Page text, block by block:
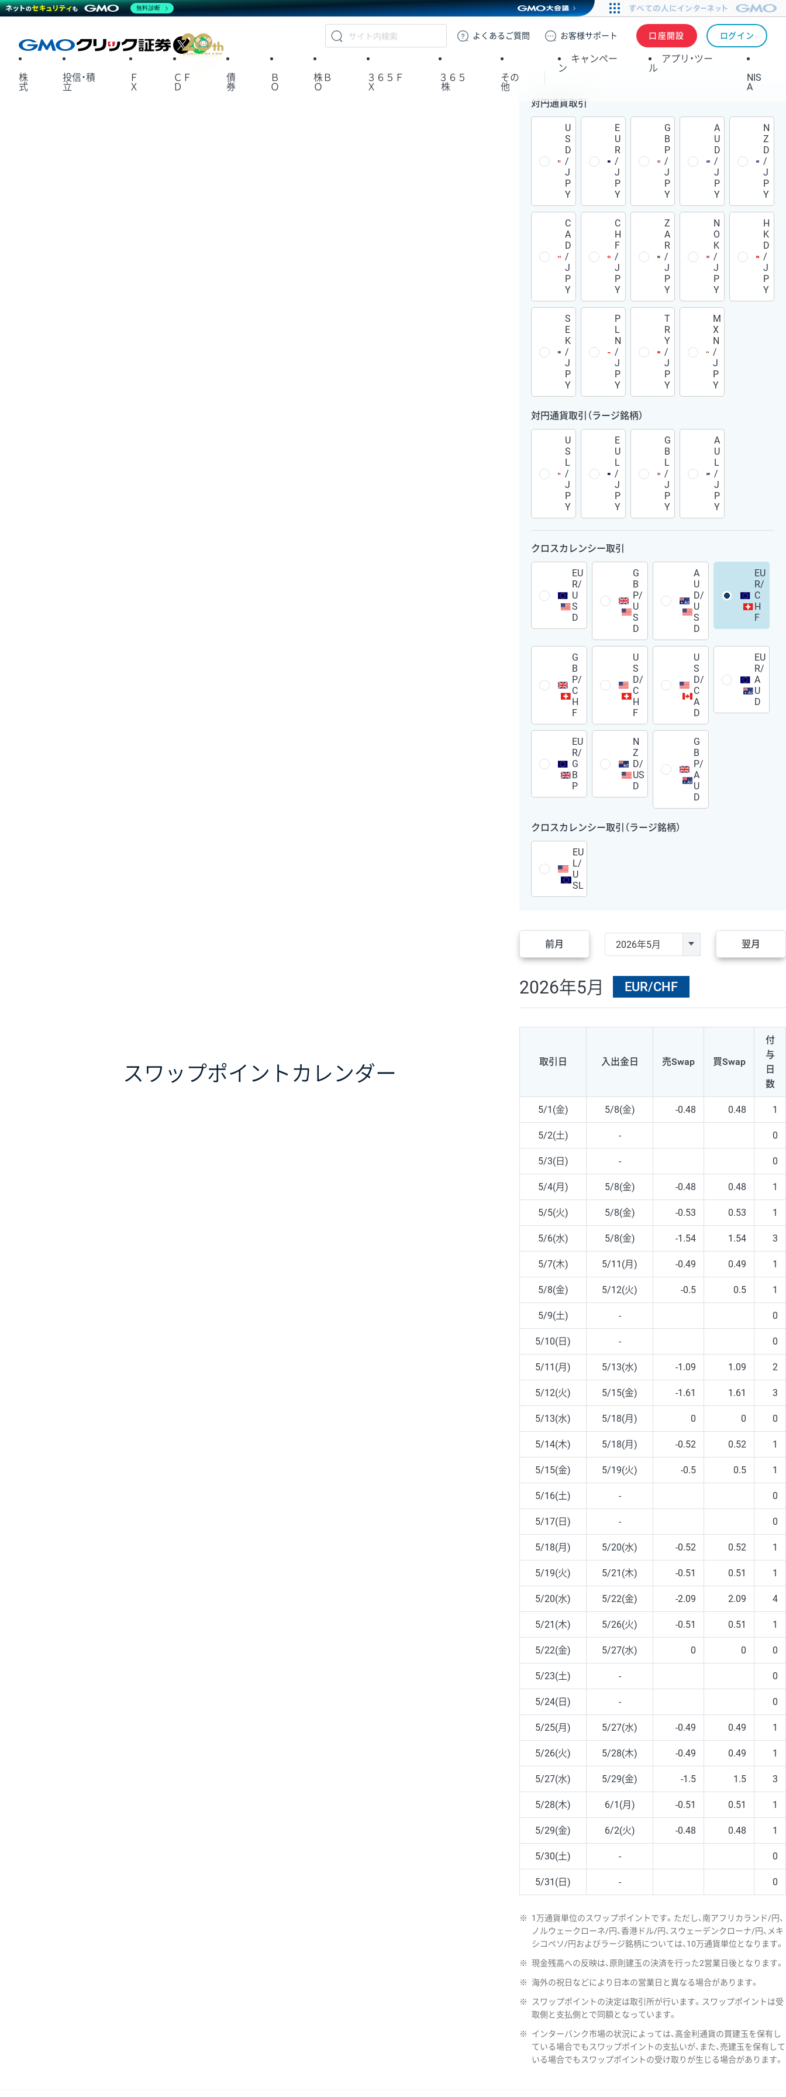
GMOクリック証券
よくある ご質問 お客様サポート 口座開設 ログイン
X
株
式
投信・積
立
Ｆ
Ｘ
ＣＦ
Ｄ
債
券
Ｂ
Ｏ
株Ｂ
Ｏ
３６５Ｆ
Ｘ
３６５
株
その
他
キャンペー
ン
アプリ・ツー
ル
NIS
A
スワップポイント カレンダー
対円通貨取引
U
S
D
/
J
P
Y
E
U
R
/
J
P
Y
G
B
P
/
J
P
Y
A
U
D
/
J
P
Y
N
Z
D
/
J
P
Y
C
A
D
/
J
P
Y
C
H
F
/
J
P
Y
Z
A
R
/
J
P
Y
N
O
K
/
J
P
Y
H
K
D
/
J
P
Y
S
E
K
/
J
P
Y
P
L
N
/
J
P
Y
T
R
Y
/
J
P
Y
M
X
N
/
J
P
Y
対円通貨取引（ラージ銘柄）
U
S
L
/
J
P
Y
E
U
L
/
J
P
Y
G
B
L
/
J
P
Y
A
U
L
/
J
P
Y
クロスカレンシー取引
EU
R/
U
S
D
G
B
P/
U
S
D
A
U
D/
U
S
D
EU
R/
C
H
F
G
B
P/
C
H
F
U
S
D/
C
H
F
U
S
D/
C
A
D
EU
R/
A
U
D
EU
R/
G
B
P
N
Z
D/
US
D
G
B
P/
A
U
D
クロスカレンシー取引（ラージ銘柄）
EU
L/
U
SL
前月 翌月
2026年5月 EUR/CHF
取引日 入出金日 売Swap 買Swap
付
与
日
数
5/1(金) 5/8(金) -0.48 0.48 1
5/2(土) - 0
5/3(日) - 0
5/4(月) 5/8(金) -0.48 0.48 1
5/5(火) 5/8(金) -0.53 0.53 1
5/6(水) 5/8(金) -1.54 1.54 3
5/7(木) 5/11(月) -0.49 0.49 1
5/8(金) 5/12(火) -0.5 0.5 1
5/9(土) - 0
5/10(日) - 0
5/11(月) 5/13(水) -1.09 1.09 2
5/12(火) 5/15(金) -1.61 1.61 3
5/13(水) 5/18(月) 0 0 0
5/14(木) 5/18(月) -0.52 0.52 1
5/15(金) 5/19(火) -0.5 0.5 1
5/16(土) - 0
5/17(日) - 0
5/18(月) 5/20(水) -0.52 0.52 1
5/19(火) 5/21(木) -0.51 0.51 1
5/20(水) 5/22(金) -2.09 2.09 4
5/21(木) 5/26(火) -0.51 0.51 1
5/22(金) 5/27(水) 0 0 0
5/23(土) - 0
5/24(日) - 0
5/25(月) 5/27(水) -0.49 0.49 1
5/26(火) 5/28(木) -0.49 0.49 1
5/27(水) 5/29(金) -1.5 1.5 3
5/28(木) 6/1(月) -0.51 0.51 1
5/29(金) 6/2(火) -0.48 0.48 1
5/30(土) - 0
5/31(日) - 0
※
1万通貨単位のスワップポイントです。ただし、南アフリカランド/円、
ノルウェークローネ/円、香港ドル/円、スウェーデンクローナ/円、メキ
シコペソ/円およびラージ銘柄については、10万通貨単位となります。
※ 現金残高への反映は、原則建玉の決済を行った2営業日後となります。
※ 海外の祝日などにより日本の営業日と異なる場合があります。
※
スワップポイントの決定は取引所が行います。スワップポイントは受
取側と支払側とで同額となっています。
※
インターバンク市場の状況によっては、高金利通貨の買建玉を保有し
ている場合でもスワップポイントの支払いが、また、売建玉を保有して
いる場合でもスワップポイントの受け取りが生じる場合があります。
無料診断